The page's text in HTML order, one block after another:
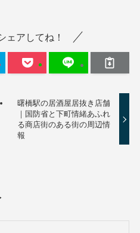
ェアしてね！
曙橋駅の居酒屋居抜き店舗
｜国防省と下町情緒あふれ
る商店街のある街の周辺情
報